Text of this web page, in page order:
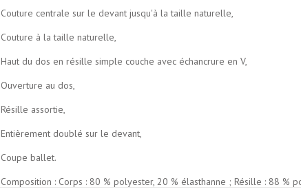
Couture centrale sur le devant jusqu'à la taille naturelle,
Couture à la taille naturelle,
Haut du dos en résille simple couche avec échancrure en V,
Ouverture au dos,
Résille assortie,
Entièrement doublé sur le devant,
Coupe ballet.
Composition : Corps : 80 % polyester, 20 % élasthanne ; Résille : 88 %